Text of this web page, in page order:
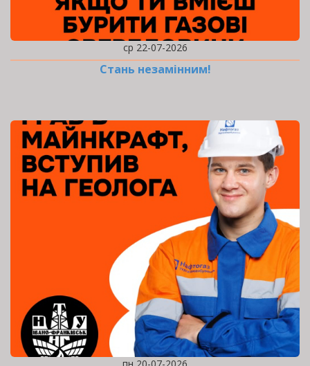
ср 22-07-2026
Стань незамінним!